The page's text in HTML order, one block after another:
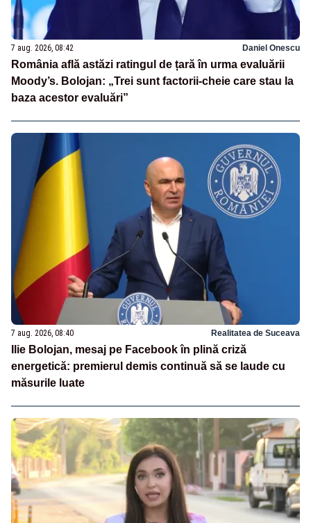
7 aug. 2026, 08:42 Daniel Onescu
România află astăzi ratingul de țară în urma evaluării
Moody’s. Bolojan: „Trei sunt factorii-cheie care stau la
baza acestor evaluări”
7 aug. 2026, 08:40 Realitatea de Suceava
Ilie Bolojan, mesaj pe Facebook în plină criză
energetică: premierul demis continuă să se laude cu
măsurile luate